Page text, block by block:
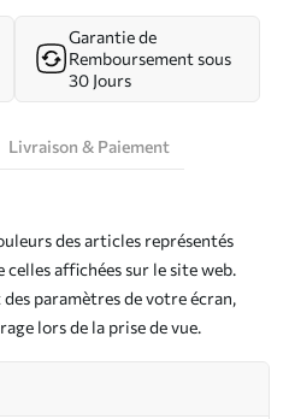
Garantie de
Remboursement sous
30 Jours
Livraison & Paiement
des articles représentés
affichées sur le site web.
paramètres de votre écran,
lors de la prise de vue.